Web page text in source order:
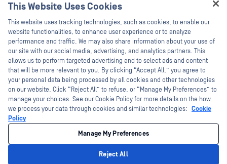
Műszaki dokumentáció
Képzések
Biztonsági sebezhetőségi program
Partnerek
Tanúsítvány
Technológiai partnerek
Channel partner program
Fehér könyvek
©2026 OPSWAT . Minden jog fenntartva. OPSWAT, MetaDefender, Metascan,
MetaAccess, az OPSWAT , Trust no File. Trust No Device., OPSWAT , Protecting the
World's Critical Infrastructure, Deep CDR™ Technology, InQuest, az InQuest logó,
DFI, RetroHunt, Deep File Inspection és Join the Hunt az OPSWAT védjegyei. A
harmadik felek védjegyei a megfelelő tulajdonosok tulajdonát képezik.
Cookie beállítások kezelése
This Website Uses Cookies
This website uses tracking technologies, such as cookies, to enable our
website functionalities, to enhance user experience or to analyze
performance and traffic. We may also share information about your use of
our site with our social media, advertising, and analytics partners. This
allows us to perform targeted advertising and to select ads and content
that will be more relevant to you. By clicking “Accept All,” you agree to
your personal data being processed by all cookies and other technologies
on our website. Click “Reject All” to refuse, or “Manage My Preferences” to
manage your choices. See our Cookie Policy for more details on the how
we process your data through cookies and similar technologies: Cookie
Policy
Manage My Preferences
Reject All
Hey there!
I'm Ozzy, your OPSWAT virtual assistant.
How can I help you secure what's critical
today?